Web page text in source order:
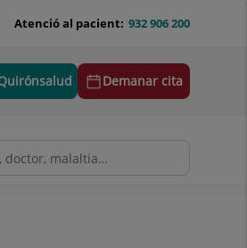
932 906 200
Atenció al pacient:
Demanar cita